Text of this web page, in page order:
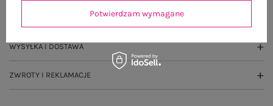
(2)
WYSYŁKA I DOSTAWA
ZWROTY I REKLAMACJE
Potwierdzam wymagane